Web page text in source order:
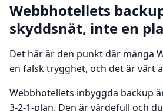
Webbhotellets
skyddsnät, inte en
Det här är den punkt där många
en falsk trygghet, och det är värt
Webbhotellets inbyggda backup
3-2-1-plan. Den är värdefull och